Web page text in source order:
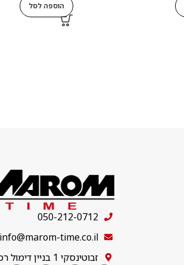
הוספה לסל
050-212-0712
info@marom-time.co.il
זבוטינסקי 1 בניין דימול רמת גן